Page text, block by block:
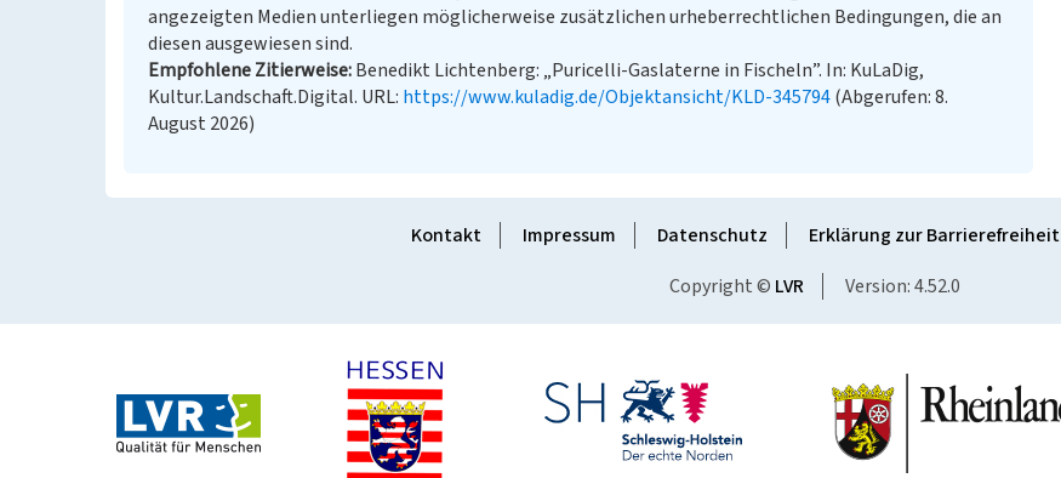
angezeigten Medien unterliegen möglicherweise zusätzlichen urheberrechtlichen Bedingungen, die an
diesen ausgewiesen sind.
Empfohlene Zitierweise Benedikt Lichtenberg: „Puricelli-Gaslaterne in Fischeln”. In: KuLaDig,
Kultur.Landschaft.Digital. URL: https://www.kuladig.de/Objektansicht/KLD-345794(Abgerufen: 8.
August 2026)
Kontakt Impressum Datenschutz Erklärung zur Barrierefreiheit
Copyright © LVR Version: 4.52.0